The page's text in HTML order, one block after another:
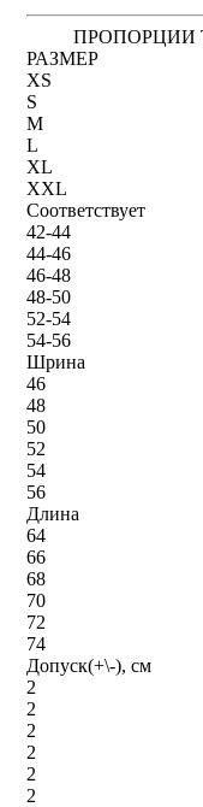
ПРОПОРЦИИ
РАЗМЕР
XS
S
M
L
XL
XXL
Соответствует
42-44
44-46
46-48
48-50
52-54
54-56
Шрина
46
48
50
52
54
56
Длина
64
66
68
70
72
74
Допуск(+\-), см
2
2
2
2
2
2